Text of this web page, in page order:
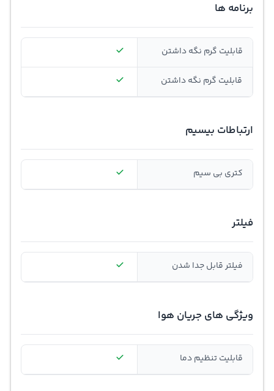
برنامه ها
قابلیت گرم نگه داشتن
قابلیت گرم نگه داشتن
ارتباطات بیسیم
کتری بی سیم
فیلتر
فیلتر قابل جدا شدن
ویژگی های جریان هوا
قابلیت تنظیم دما